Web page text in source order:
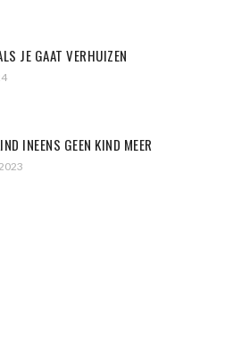
JE GAAT VERHUIZEN
INEENS GEEN KIND MEER